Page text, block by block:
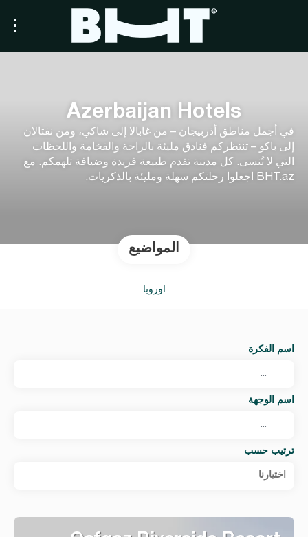
Azerbaijan Hotels
في أجمل مناطق أذربيجان – من غابالا إلى شاكي، ومن نفتالان
إلى باكو – تنتظركم فنادق مليئة بالراحة والفخامة واللحظات
التي لا تُنسى. كل مدينة تقدم طبيعة فريدة وضيافة تلهمكم. مع
BHT.az اجعلوا رحلتكم سهلة ومليئة بالذكريات.
المواضيع
أوروبا
اسم الفكرة
اسم الوجهة
ترتيب حسب
اختيارنا